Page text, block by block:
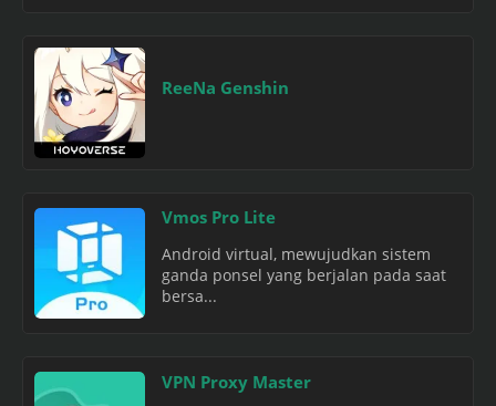
ReeNa Genshin
Vmos Pro Lite
Android virtual, mewujudkan sistem
ganda ponsel yang berjalan pada saat
bersa...
VPN Proxy Master